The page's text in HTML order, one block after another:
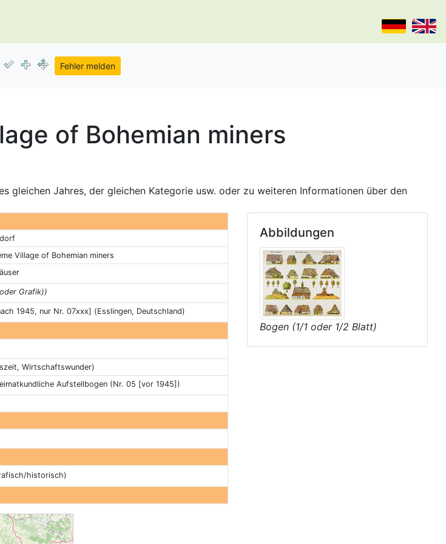
of Bohemian miners
gleichen Jahres, der gleichen Kategorie usw. oder zu weiteren Informationen über den
Village of Bohemian miners
Grafik))
1945, nur Nr. 07xxx] (Esslingen, Deutschland)
Wirtschaftswunder)
Aufstellbogen (Nr. 05 [vor 1945])
historisch)
Abbildungen
Bogen (1/1 oder 1/2 Blatt)